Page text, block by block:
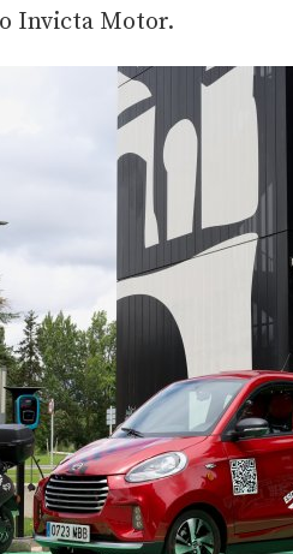
Invicta Motor.